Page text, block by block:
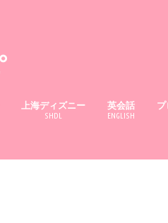
上海ディズニー
SHDL
英会話
ENGLISH